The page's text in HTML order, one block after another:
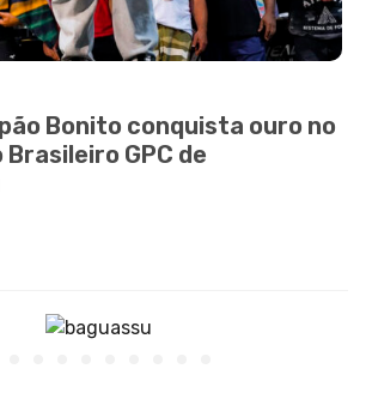
Bonito conquista ouro no
GPC de